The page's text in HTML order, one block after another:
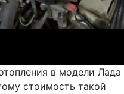
в модели Лада
стоимость такой